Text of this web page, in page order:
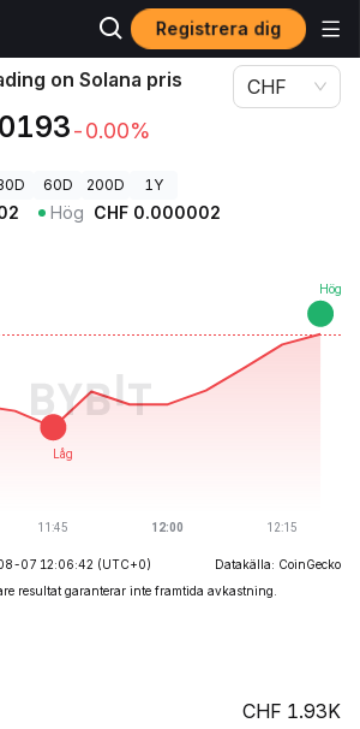
Registrera dig
Trading on Solana pris UNTAXED
on Solana pris
-0.00%
CHF
60D 200D 1Y
Hög CHF 0.000002
07 12:06:42 (UTC+0)
Datakälla: CoinGecko
resultat garanterar inte framtida avkastning.
1.93K